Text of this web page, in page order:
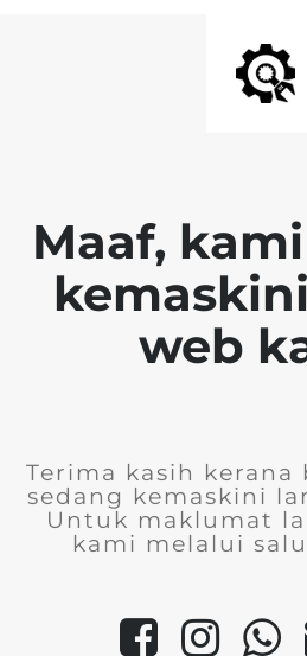
Maaf,
web
Terima kasih kerana
sedang kemaskini
Untuk maklumat
kami melalui